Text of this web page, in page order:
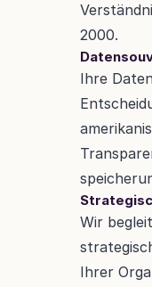
2000.
Ihre
Wir
Ihrer